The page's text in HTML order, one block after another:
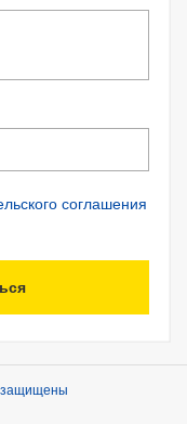
соглашения
защищены